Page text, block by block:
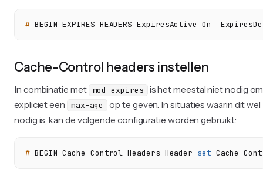
# BEGIN EXPIRES HEADERS ExpiresActive On
Cache-Control headers instellen
In combinatie met mod_expires
is het meestal niet nodig om
expliciet een
max-age
op te geven. In situaties waarin dit wel
nodig is, kan de volgende configuratie worden gebruikt:
# BEGIN Cache-Control Headers Header set Cache-